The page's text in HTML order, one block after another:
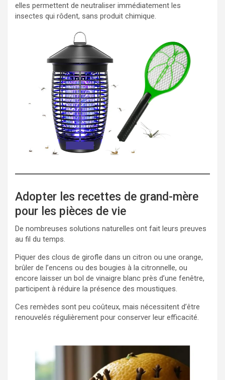
elles permettent de neutraliser immédiatement les
insectes qui rôdent, sans produit chimique.
Adopter les recettes de grand-mère
pour les pièces de vie
De nombreuses solutions naturelles ont fait leurs preuves
au fil du temps.
Piquer des clous de girofle dans un citron ou une orange,
brûler de l’encens ou des bougies à la citronnelle, ou
encore laisser un bol de vinaigre blanc près d’une fenêtre,
participent à réduire la présence des moustiques.
Ces remèdes sont peu coûteux, mais nécessitent d’être
renouvelés régulièrement pour conserver leur efficacité.